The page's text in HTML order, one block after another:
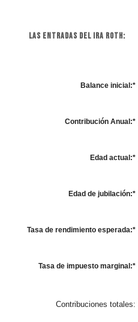
Las entradas del IRA ROTH:
Balance inicial:*
Contribución Anual:*
Edad actual:*
Edad de jubilación:*
Tasa de rendimiento esperada:*
Tasa de impuesto marginal:*
Contribuciones totales: